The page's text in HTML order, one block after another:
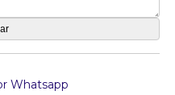
Whatsapp